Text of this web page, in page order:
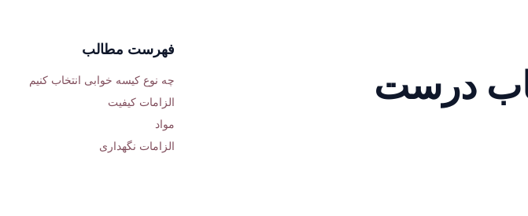
درست
فهرست مطالب
چه نوع کیسه خوابی انتخاب کنیم
الزامات کیفیت
مواد
الزامات نگهداری